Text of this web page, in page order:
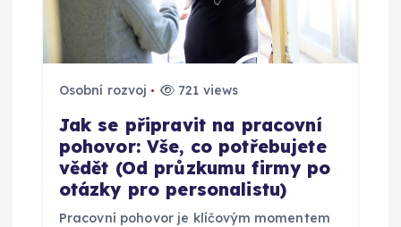
Osobní rozvoj 721 views
Jak se připravit na pracovní
pohovor: Vše, co potřebujete
vědět (Od průzkumu firmy po
otázky pro personalistu)
Pracovní pohovor je klíčovým momentem